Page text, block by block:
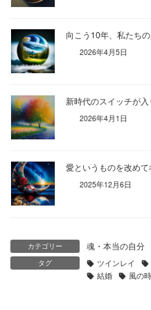
向こう10年、私たち
2026年4月5日
新時代のスイッチが
2026年4月1日
愛というものを改め
2025年12月6日
カテゴリー 魂・本当の自分
タグ ツインレイ
結婚
風の